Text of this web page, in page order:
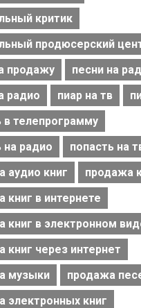
критик
продюсерский
продажу
песни на
радио
пиар на тв
в телепрограмму
на радио
попасть на
аудио книг
продажа
книг в интернете
книг в электронном
книг через интернет
музыки
продажа
электронных книг